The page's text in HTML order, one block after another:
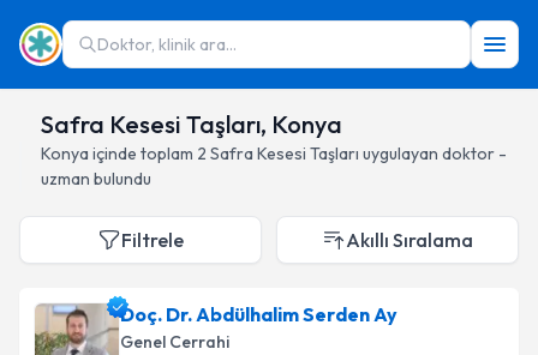
Doktor, klinik ara...
Safra Kesesi Taşları, Konya
Konya içinde toplam 2 Safra Kesesi Taşları uygulayan doktor -
uzman bulundu
Filtrele Akıllı Sıralama
Doç. Dr. Abdülhalim Serden Ay
Genel Cerrahi